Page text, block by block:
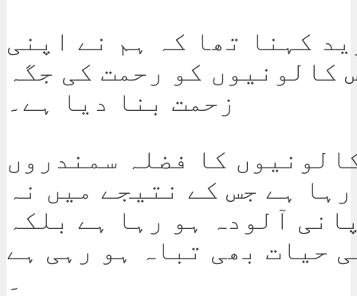
کہنا تھا کہ ہم نے اپنی
کالونیوں کو رحمت کی جگہ
زحمت بنا دیا ہے۔
کا فضلہ سمندروں
ہے جس کے نتیجے میں نہ
آلودہ ہو رہا ہے بلکہ
حیات بھی تباہ ہو رہی ہے
۔